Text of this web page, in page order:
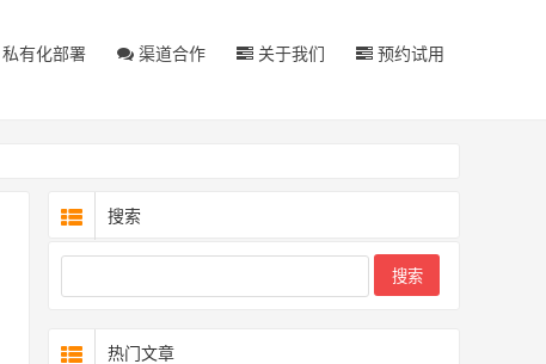
私有化部署 渠道合作 关于我们 预约试用
搜索
热门文章